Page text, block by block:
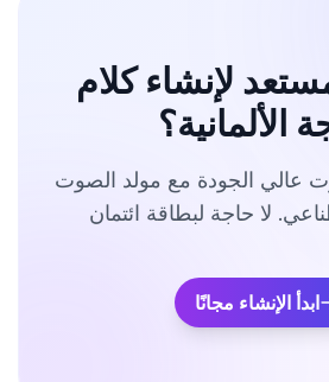
لإنشاء كلام
الألمانية؟
عالي الجودة مع مولد الصوت
ابدأ الإنشاء مجانًا